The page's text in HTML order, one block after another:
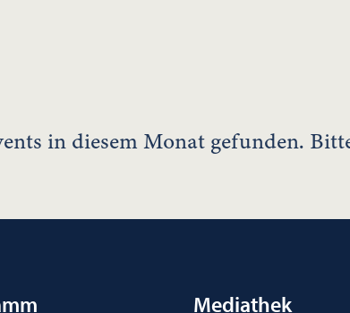
in diesem Monat gefunden.
Mediathek